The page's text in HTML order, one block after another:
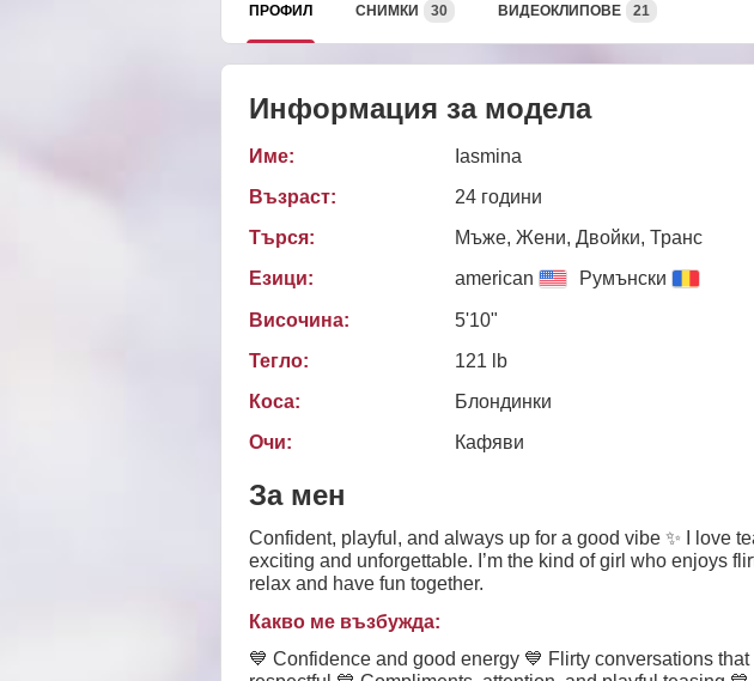
ПРОФИЛ СНИМКИ 30 ВИДЕОКЛИПОВЕ 21
Информация за модела
Име:
Iasmina
Възраст:
24 години
Търся:
Мъже, Жени, Двойки, Транс
Езици:
american Румънски
Височина:
5'10"
Тегло:
121 lb
Коса:
Блондинки
Очи:
Кафяви
За мен
Confident, playful, and always up for a good vibe ✨ I love
exciting and unforgettable. I’m the kind of girl who enjoys
relax and have fun together.
Какво ме възбужда:
💙 Confidence and good energy 💙 Flirty conversations